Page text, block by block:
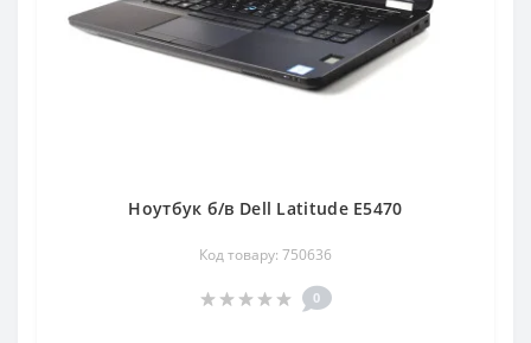
Ноутбук б/в Dell Latitude E5470
Код товару: 750636
0